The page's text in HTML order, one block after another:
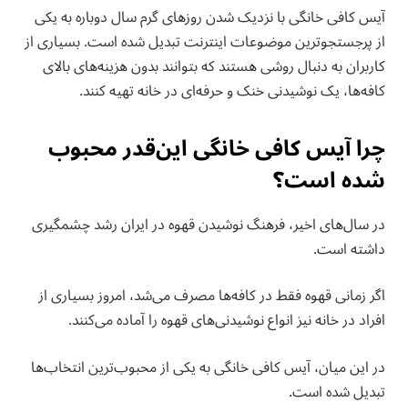
آیس کافی خانگی با نزدیک شدن روزهای گرم سال دوباره به یکی
از پرجستجوترین موضوعات اینترنت تبدیل شده است. بسیاری از
کاربران به دنبال روشی هستند که بتوانند بدون هزینه‌های بالای
کافه‌ها، یک نوشیدنی خنک و حرفه‌ای در خانه تهیه کنند.
چرا آیس کافی خانگی این‌قدر محبوب
شده است؟
در سال‌های اخیر، فرهنگ نوشیدن قهوه در ایران رشد چشمگیری
داشته است.
اگر زمانی قهوه فقط در کافه‌ها مصرف می‌شد، امروز بسیاری از
افراد در خانه نیز انواع نوشیدنی‌های قهوه را آماده می‌کنند.
در این میان، آیس کافی خانگی به یکی از محبوب‌ترین انتخاب‌ها
تبدیل شده است.